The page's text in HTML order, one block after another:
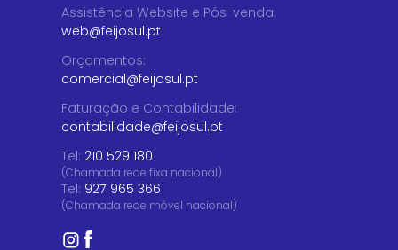
Assistência Website e Pós-venda:
web@feijosul.pt
Orçamentos:
comercial@feijosul.pt
Faturação e Contabilidade:
contabilidade@feijosul.pt
Tel: 210 529 180
(Chamada rede fixa nacional)
Tel: 927 965 366
(Chamada rede móvel nacional)